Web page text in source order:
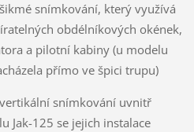
snímkování, který využívá
obdélníkových okének,
a pilotní kabiny (u modelu
přímo ve špici trupu)
snímkování uvnitř
Jak-125 se jejich instalace